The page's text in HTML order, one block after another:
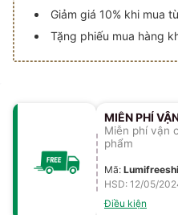
Giảm giá 10% khi mua
Tặng phiếu mua hàng
MIỄN PHÍ
Miễn phí vận
phẩm
Mã:
HSD: 12/05/
Điều kiện